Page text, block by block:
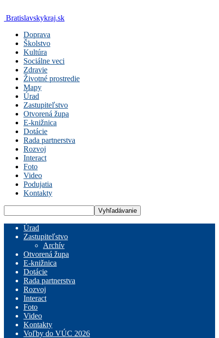
Bratislavskykraj.sk
Doprava
Školstvo
Kultúra
Sociálne veci
Zdravie
Životné prostredie
Mapy
Úrad
Zastupiteľstvo
Otvorená župa
E-knižnica
Dotácie
Rada partnerstva
Rozvoj
Interact
Foto
Video
Podujatia
Kontakty
Úrad
Zastupiteľstvo
Archív
Otvorená župa
E-knižnica
Dotácie
Rada partnerstva
Rozvoj
Interact
Foto
Video
Kontakty
Voľby do VÚC 2026